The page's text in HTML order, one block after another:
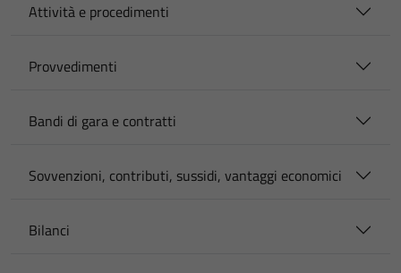
Attività e procedimenti
Provvedimenti
Bandi di gara e contratti
Sovvenzioni, contributi, sussidi, vantaggi economici
Bilanci